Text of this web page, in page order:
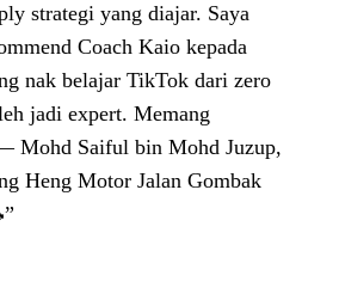
strategi yang diajar. Saya
Coach Kaio kepada
nak belajar TikTok dari zero
jadi expert. Memang
Mohd Saiful bin Mohd Juzup,
Heng Motor Jalan Gombak